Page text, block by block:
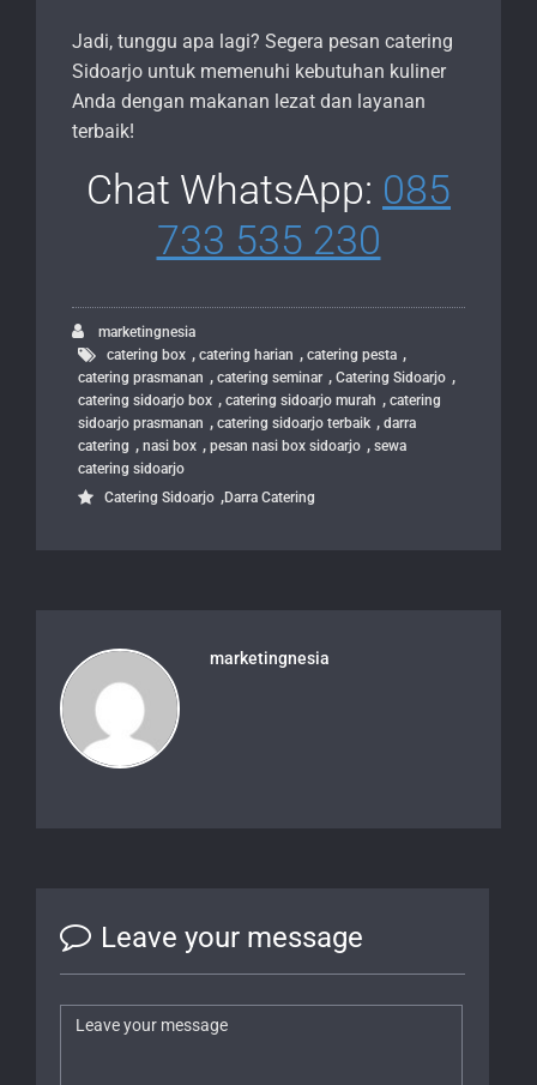
Jadi, tunggu apa lagi? Segera pesan catering
Sidoarjo untuk memenuhi kebutuhan kuliner
Anda dengan makanan lezat dan layanan
terbaik!
Chat WhatsApp: 085
733 535 230
marketingnesia
catering box , catering harian , catering pesta ,
catering prasmanan , catering seminar , Catering Sidoarjo ,
catering sidoarjo box , catering sidoarjo murah , catering
sidoarjo prasmanan , catering sidoarjo terbaik , darra
catering , nasi box , pesan nasi box sidoarjo , sewa
catering sidoarjo
Catering Sidoarjo ,Darra Catering
marketingnesia
Leave your message